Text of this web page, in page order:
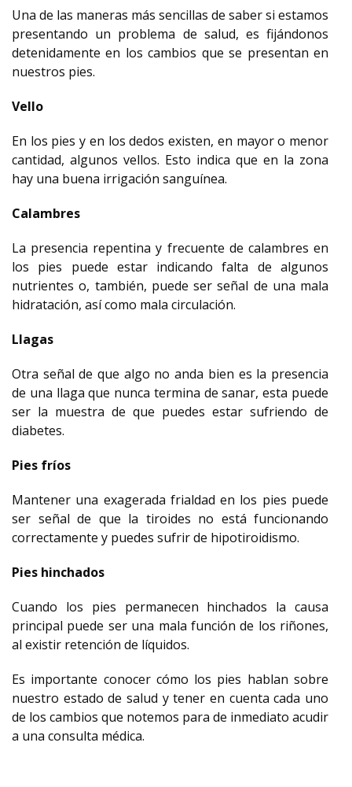
Una de las maneras más sencillas de saber si estamos
presentando un problema de salud, es fijándonos
detenidamente en los cambios que se presentan en
nuestros pies.
Vello
En los pies y en los dedos existen, en mayor o menor
cantidad, algunos vellos. Esto indica que en la zona
hay una buena irrigación sanguínea.
Calambres
La presencia repentina y frecuente de calambres en
los pies puede estar indicando falta de algunos
nutrientes o, también, puede ser señal de una mala
hidratación, así como mala circulación.
Llagas
Otra señal de que algo no anda bien es la presencia
de una llaga que nunca termina de sanar, esta puede
ser la muestra de que puedes estar sufriendo de
diabetes.
Pies fríos
Mantener una exagerada frialdad en los pies puede
ser señal de que la tiroides no está funcionando
correctamente y puedes sufrir de hipotiroidismo.
Pies hinchados
Cuando los pies permanecen hinchados la causa
principal puede ser una mala función de los riñones,
al existir retención de líquidos.
Es importante conocer cómo los pies hablan sobre
nuestro estado de salud y tener en cuenta cada uno
de los cambios que notemos para de inmediato acudir
a una consulta médica.